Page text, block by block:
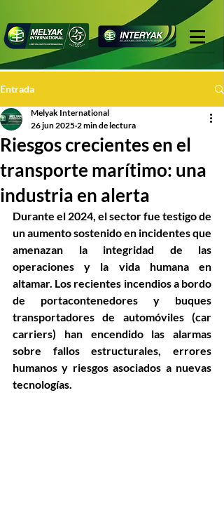
Entrada
Riesgos crecientes en el
transporte marítimo: una
industria en alerta
Melyak International
26 jun 2025 2 min de lectura
Durante el 2024, el sector fue testigo de
un aumento sostenido en incidentes que
amenazan la integridad de las
operaciones y la vida humana en
altamar. Los recientes incendios a bordo
de portacontenedores y buques
transportadores de automóviles (car
carriers) han encendido las alarmas
sobre fallos estructurales, errores
humanos y riesgos asociados a nuevas
tecnologías.